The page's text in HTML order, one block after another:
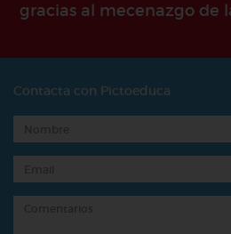
gracias al mecenazgo de
Contacta con Pictoeduca